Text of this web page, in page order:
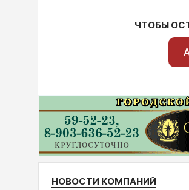
ЧТОБЫ
НОВОСТИ КОМПАНИЙ